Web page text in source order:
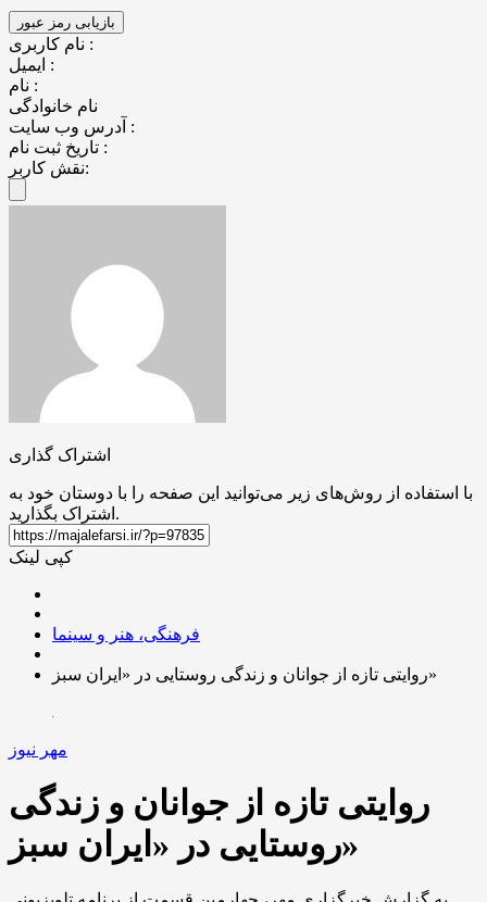
نام کاربری :
ایمیل :
نام :
نام خانوادگی
آدرس وب سایت :
تاریخ ثبت نام :
نقش کاربر:
اشتراک گذاری
با استفاده از روش‌های زیر می‌توانید این صفحه را با دوستان خود به
اشتراک بگذارید.
کپی لینک
فرهنگی، هنر و سینما
روایتی تازه از جوانان و زندگی روستایی در «ایران سبز»
مهر نیوز
روایتی تازه از جوانان و زندگی
روستایی در «ایران سبز»